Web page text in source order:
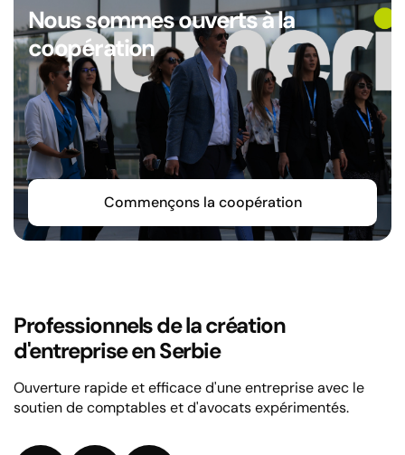
Nous sommes ouverts à la
coopération
Commençons la coopération
Professionnels de la création
d'entreprise en Serbie
Ouverture rapide et efficace d'une entreprise avec le
soutien de comptables et d'avocats expérimentés.